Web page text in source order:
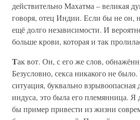
действительно Махатма – великая
говоря, отец Индии. Если бы не он,
ещё долго независимости. И
больше крови, которая и так
Так вот. Он, с его же слов,
Безусловно, секса никакого не
ситуация, буквально взрывоопасная
индуса, это была его племянница. Я
бы пример привести из жизни